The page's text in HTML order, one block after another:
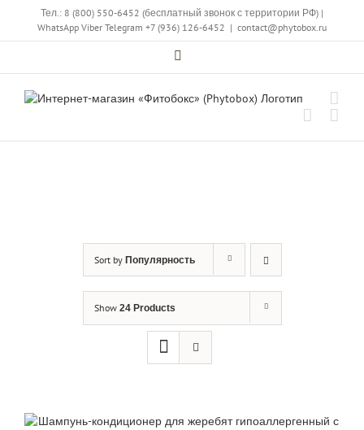
content
Тел.: 8 (800) 550-6452 (бесплатный звонок с территории РФ) |
WhatsApp Viber Telegram +7 (936) 126-6452 | contact@phytobox.ru
Sort by Популярность
Show 24 Products